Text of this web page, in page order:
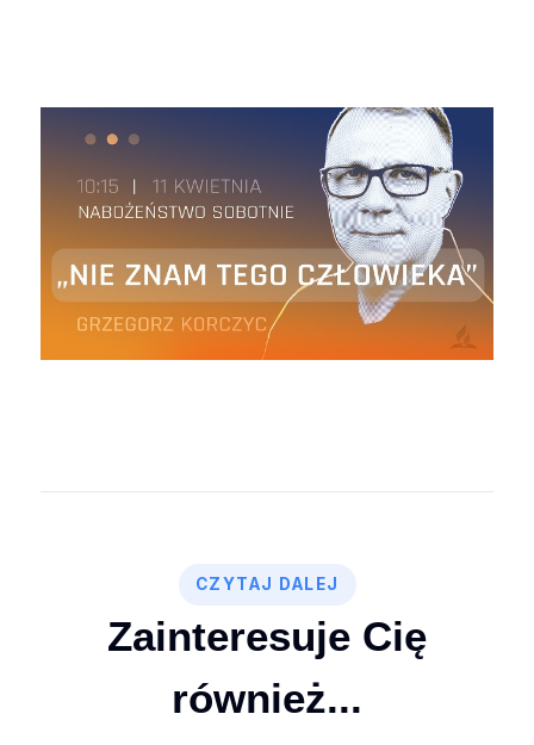
CZYTAJ DALEJ
Zainteresuje Cię
również...